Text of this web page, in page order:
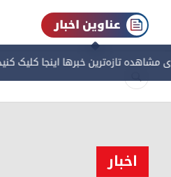
عناوین اخبار
مشاهده‌ تازه‌ترین خبرها اینجا کلیک
اخبار